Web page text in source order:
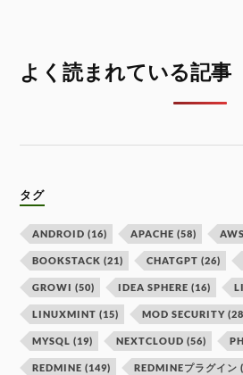
よく読まれている記事
タグ
ANDROID (16) APACHE (58)
BOOKSTACK (21) CHATGPT (26)
GROWI (50) IDEA SPHERE (16)
LINUXMINT (15) MOD SECURITY
MYSQL (19) NEXTCLOUD (56)
REDMINE (149) REDMINEプラグイン